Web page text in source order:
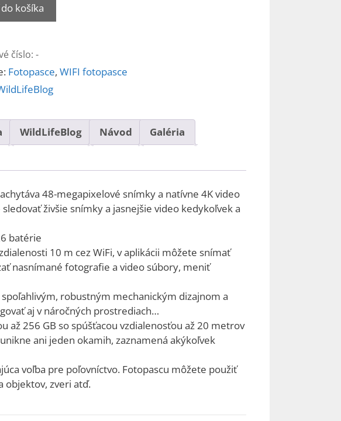
košíka
číslo:-
Fotopasce,WIFI fotopasce
WildLifeBlog Návod
Galéria
48-megapixelové snímky a natívne 4K video
živšie snímky a jasnejšie video kedykoľvek a
batérie
10 m cez WiFi, v aplikácii môžete snímať
nasnímané fotografie a video súbory, meniť
robustným mechanickým dizajnom a
aj v náročných prostrediach…
až 256 GB so spúšťacou vzdialenosťou až 20 metrov
ani jeden okamih, zaznamená akýkoľvek
voľba pre poľovníctvo. Fotopascu môžete použiť
objektov, zveri atď.